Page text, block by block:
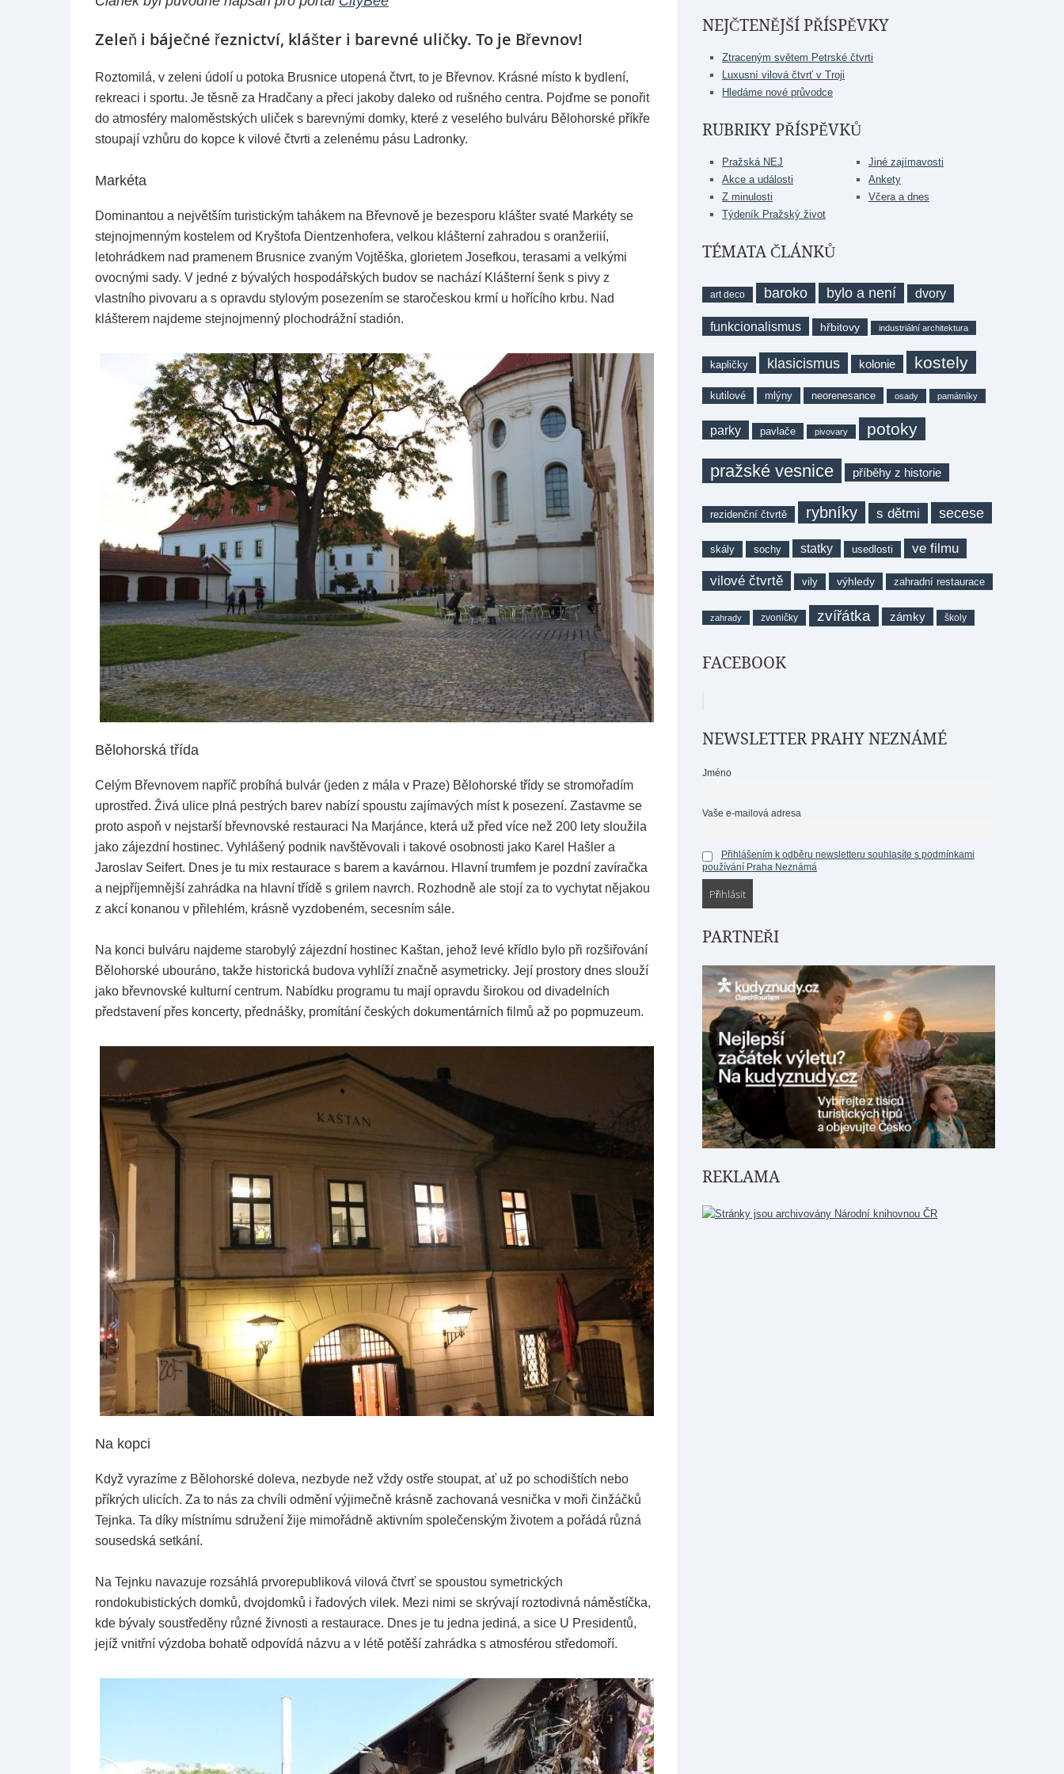
Zeleň i báječné řeznictví, klášter i barevné uličky. To je Břevnov!
Roztomilá, v zeleni údolí u potoka Brusnice utopená čtvrt, to je Břevnov. Krásné místo k bydlení,
rekreaci i sportu. Je těsně za Hradčany a přeci jakoby daleko od rušného centra. Pojďme se ponořit
do atmosféry maloměstských uliček s barevnými domky, které z veselého bulváru Bělohorské příkře
stoupají vzhůru do kopce k vilové čtvrti a zelenému pásu Ladronky.
Markéta
Dominantou a největším turistickým tahákem na Břevnově je bezesporu klášter svaté Markéty se
stejnojmenným kostelem od Kryštofa Dientzenhofera, velkou klášterní zahradou s oranžeriií,
letohrádkem nad pramenem Brusnice zvaným Vojtěška, glorietem Josefkou, terasami a velkými
ovocnými sady. V jedné z bývalých hospodářských budov se nachází Klášterní šenk s pivy z
vlastního pivovaru a s opravdu stylovým posezením se staročeskou krmí u hořícího krbu. Nad
klášterem najdeme stejnojmenný plochodrážní stadión.
Bělohorská třída
Celým Břevnovem napříč probíhá bulvár (jeden z mála v Praze) Bělohorské třídy se stromořadím
uprostřed. Živá ulice plná pestrých barev nabízí spoustu zajímavých míst k posezení. Zastavme se
proto aspoň v nejstarší břevnovské restauraci Na Marjánce, která už před více než 200 lety sloužila
jako zájezdní hostinec. Vyhlášený podnik navštěvovali i takové osobnosti jako Karel Hašler a
Jaroslav Seifert. Dnes je tu mix restaurace s barem a kavárnou. Hlavní trumfem je pozdní zavíračka
a nejpříjemnější zahrádka na hlavní třídě s grilem navrch. Rozhodně ale stojí za to vychytat nějakou
z akcí konanou v přilehlém, krásně vyzdobeném, secesním sále.
Na konci bulváru najdeme starobylý zájezdní hostinec Kaštan, jehož levé křídlo bylo při rozšiřování
Bělohorské ubouráno, takže historická budova vyhlíží značně asymetricky. Její prostory dnes slouží
jako břevnovské kulturní centrum. Nabídku programu tu mají opravdu širokou od divadelních
představení přes koncerty, přednášky, promítání českých dokumentárních filmů až po popmuzeum.
Na kopci
Když vyrazíme z Bělohorské doleva, nezbyde než vždy ostře stoupat, ať už po schodištích nebo
příkrých ulicích. Za to nás za chvíli odmění výjimečně krásně zachovaná vesnička v moři činžáčků
Tejnka. Ta díky místnímu sdružení žije mimořádně aktivním společenským životem a pořádá různá
sousedská setkání.
Na Tejnku navazuje rozsáhlá prvorepubliková vilová čtvrť se spoustou symetrických
rondokubistických domků, dvojdomků i řadových vilek. Mezi nimi se skrývají roztodivná náměstíčka,
kde bývaly soustředěny různé živnosti a restaurace. Dnes je tu jedna jediná, a sice U Presidentů,
jejíž vnitřní výzdoba bohatě odpovídá názvu a v létě potěší zahrádka s atmosférou středomoří.
NEJČTENĚJŠÍ PŘÍSPĚVKY
Ztraceným světem Petrské čtvrti
Luxusní vilová čtvrť v Troji
Hledáme nové průvodce
RUBRIKY PŘÍSPĚVKŮ
Pražská NEJ
Akce a události
Z minulosti
Týdeník Pražský život
Jiné zajímavosti
Ankety
Včera a dnes
TÉMATA ČLÁNKŮ
art deco baroko bylo a není dvory
funkcionalismus hřbitovy industriální architektura
kapličky klasicismus kolonie kostely
kutilové mlýny neorenesance osady památníky
parky pavlače pivovary potoky
pražské vesnice příběhy z historie
rezidenční čtvrtě rybníky s dětmi secese
skály sochy statky usedlosti ve filmu
vilové čtvrtě vily výhledy zahradní restaurace
zahrady zvoničky zvířátka zámky školy
FACEBOOK
NEWSLETTER PRAHY NEZNÁMÉ
Jméno
Vaše e-mailová adresa
Přihlášením k odběru newsletteru souhlasíte s podmínkami
používání Praha Neznámá
PARTNEŘI
REKLAMA